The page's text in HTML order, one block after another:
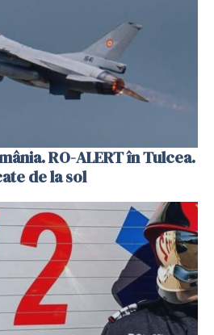
RO-ALERT în Tulcea.
de la sol